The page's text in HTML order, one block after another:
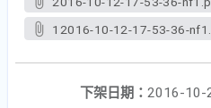
12016-10-12-17-53-36-
下架日期： 2016-10-